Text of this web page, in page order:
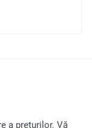
a preţurilor. Vă